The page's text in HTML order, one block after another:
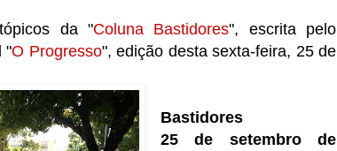
da "Coluna Bastidores", escrita pelo
"O Progresso", edição desta sexta-feira, 25 de
Bastidores
25 de setembro de